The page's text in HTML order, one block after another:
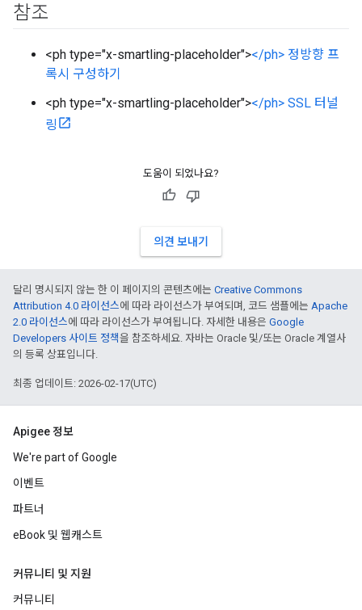
참조
<ph type="x-smartling-placeholder"></ph> 정방향 프
록시 구성하기
<ph type="x-smartling-placeholder"></ph> SSL 터널
링
도움이 되었나요?
의견 보내기
달리 명시되지 않는 한 이 페이지의 콘텐츠에는 Creative Commons
Attribution 4.0 라이선스에 따라 라이선스가 부여되며, 코드 샘플에는 Apache
2.0 라이선스에 따라 라이선스가 부여됩니다. 자세한 내용은 Google
Developers 사이트 정책을 참조하세요. 자바는 Oracle 및/또는 Oracle 계열사
의 등록 상표입니다.
최종 업데이트: 2026-02-17(UTC)
Apigee 정보
We're part of Google
이벤트
파트너
eBook 및 웹캐스트
커뮤니티 및 지원
커뮤니티